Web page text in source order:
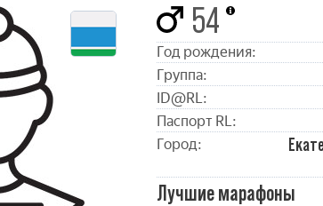
54
Год рождения:
Группа:
ID@RL:
Паспорт RL:
Город:
Лучшие марафоны